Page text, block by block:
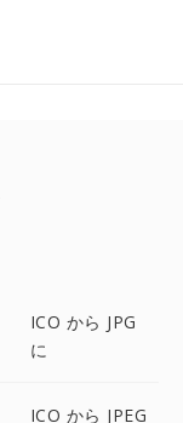
ICO から JPG
に
ICO から JPEG